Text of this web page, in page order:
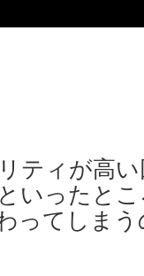
ティが高
いったと
ってしま